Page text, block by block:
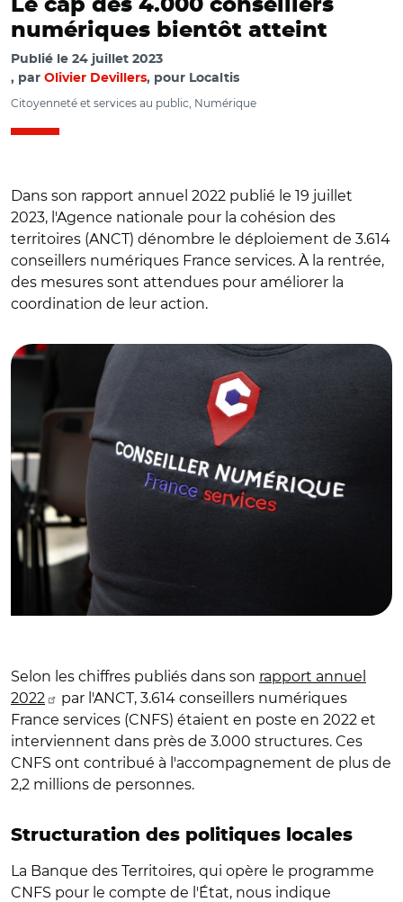
Le cap des 4.000 conseillers
numériques bientôt atteint
Publié le 24 juillet 2023
par Olivier Devillers, pour Localtis
Citoyenneté et services au public, Numérique
Dans son rapport annuel 2022 publié le 19 juillet
2023, l'Agence nationale pour la cohésion des
territoires (ANCT) dénombre le déploiement de 3.614
conseillers numériques France services. À la rentrée,
des mesures sont attendues pour améliorer la
coordination de leur action.
Selon les chiffres publiés dans son rapport annuel
2022
par l'ANCT, 3.614 conseillers numériques
France services (CNFS) étaient en poste en 2022 et
interviennent dans près de 3.000 structures. Ces
CNFS ont contribué à l'accompagnement de plus de
2,2 millions de personnes.
Structuration des politiques locales
La Banque des Territoires, qui opère le programme
CNFS pour le compte de l'État, nous indique